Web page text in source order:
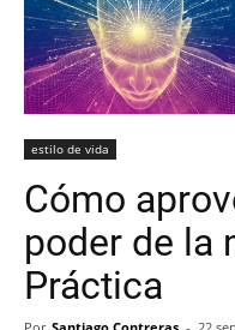
estilo de vida
Cómo
poder de la
Práctica